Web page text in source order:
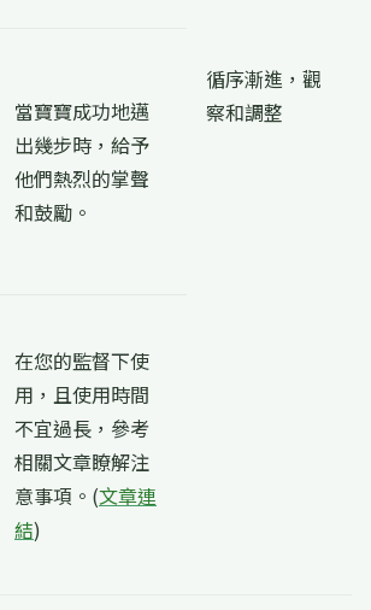
循序漸進，觀
察和調整
當寶寶成功地邁
出幾步時，給予
他們熱烈的掌聲
和鼓勵。
在您的監督下使
用，且使用時間
不宜過長，參考
相關文章瞭解注
意事項。(文章連
結)